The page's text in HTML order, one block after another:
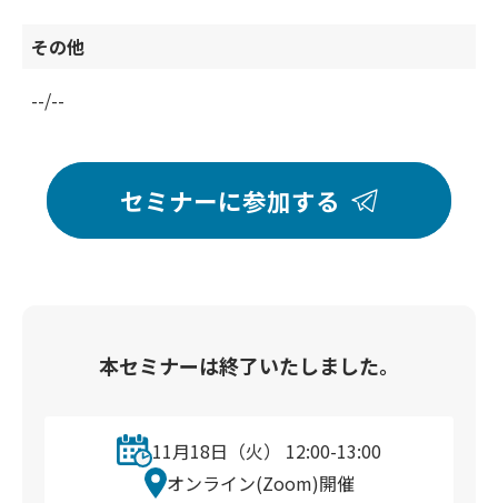
その他
--/--
セミナーに参加する
本セミナーは終了いたしました。
11月18日（火） 12:00-13:00
オンライン(Zoom)開催